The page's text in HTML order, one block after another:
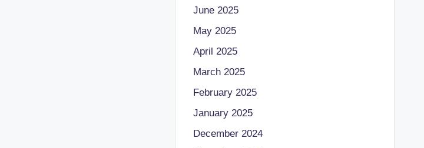
June 2025
May 2025
April 2025
March 2025
February 2025
January 2025
December 2024